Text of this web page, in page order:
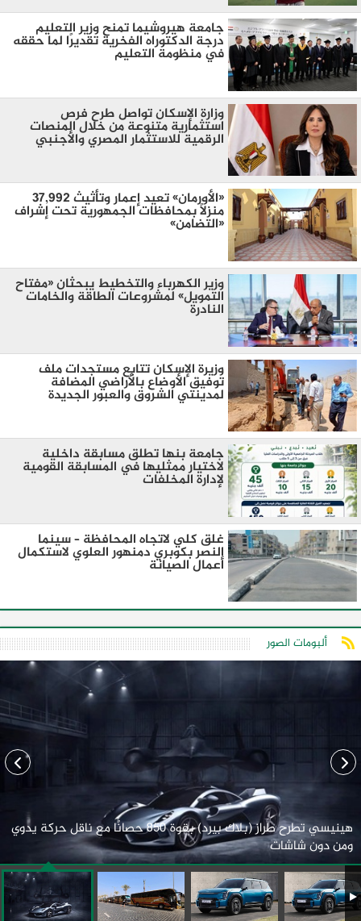
جامعة هيروشيما تمنح وزير التعليم
درجة الدكتوراه الفخرية تقديرًا لما حققه
في منظومة التعليم
وزارة الإسكان تواصل طرح فرص
استثمارية متنوعة من خلال المنصات
الرقمية للاستثمار المصري والأجنبي
«الأورمان» تعيد إعمار وتأثيث 37,992
منزلًا بمحافظات الجمهورية تحت إشراف
«التضامن»
وزير الكهرباء والتخطيط يبحثان «مفتاح
التمويل» لمشروعات الطاقة والخامات
النادرة
وزيرة الإسكان تتابع مستجدات ملف
توفيق الأوضاع بالأراضي المضافة
لمدينتي الشروق والعبور الجديدة
جامعة بنها تطلق مسابقة داخلية
لاختيار ممثليها في المسابقة القومية
لإدارة المخلفات
غلق كلي لاتجاه المحافظة – سينما
النصر بكوبري دمنهور العلوي لاستكمال
أعمال الصيانة
ألبومات الصور
هينيسي تطرح طراز (بلاك بيرد) بقوة 850 حصانًا مع ناقل حركة يدوي
ومن دون شاشات